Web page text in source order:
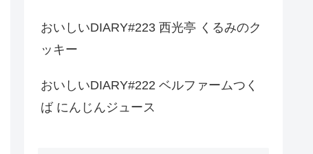
おいしいDIARY#223 西光亭 くるみのク
ッキー
おいしいDIARY#222 ベルファームつく
ば にんじんジュース